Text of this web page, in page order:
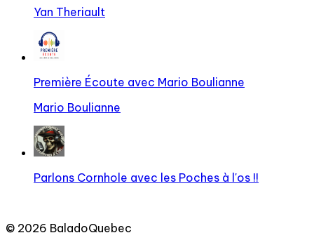
Yan Theriault
Première Écoute avec Mario Boulianne
Mario Boulianne
Parlons Cornhole avec les Poches à l'os !!
© 2026 BaladoQuebec